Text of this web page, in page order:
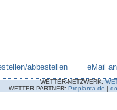
abbestellen eMail
WETTER-NETZWERK:
WETTER-PARTNER: Proplanta.de |